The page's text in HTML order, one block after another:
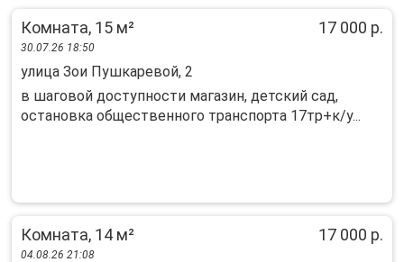
Комната, 15 м² 17 000 р.
30.07.26 18:50
улица Зои Пушкаревой, 2
в шаговой доступности магазин, детский сад,
остановка общественного транспорта 17тр+к/у...
Комната, 14 м² 17 000 р.
04.08.26 21:08